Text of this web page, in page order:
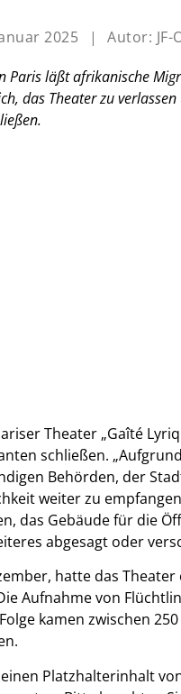
2025 | Autor:
Paris läßt afrikanische
das Theater zu
Theater „Gaîté
schließen.
Behörden, der
weiter zu
das Gebäude für die
abgesagt oder
hatte das
Aufnahme von
kamen zwischen
Platzhalterinhalt